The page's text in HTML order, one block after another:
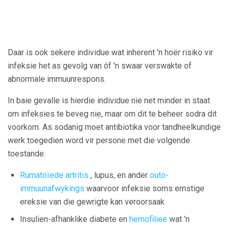
Daar is ook sekere individue wat inherent 'n hoër risiko vir
infeksie het as gevolg van óf 'n swaar verswakte of
abnormale immuunrespons.
In baie gevalle is hierdie individue nie net minder in staat
om infeksies te beveg nie, maar om dit te beheer sodra dit
voorkom. As sodanig moet antibiotika voor tandheelkundige
werk toegedien word vir persone met die volgende
toestande:
Rumatoïede artritis , lupus, en ander outo-
immuunafwykings waarvoor infeksie soms ernstige
ereksie van die gewrigte kan veroorsaak
Insulien-afhanklike diabete en hemofilieë wat 'n